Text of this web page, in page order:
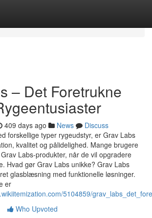
– Det Foretrukne
409 days ago News
Discuss
forskellige typer rygeudstyr, er Grav Labs
kvalitet og pålidelighed. Mange brugere
Labs-produkter, når de vil opgradere
Hvad gør Grav Labs unikke? Grav Labs
glasblæsning med funktionelle løsninger.
er
5104859/
Who Upvoted